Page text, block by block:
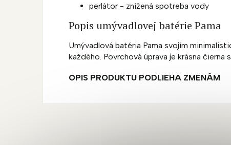
perlátor - znížená spotreba vody
Popis umývadlovej batérie Pama
Umývadlová batéria Pama svojím
každého. Povrchová úprava je krásna
OPIS PRODUKTU PODLIEHA ZMENÁM